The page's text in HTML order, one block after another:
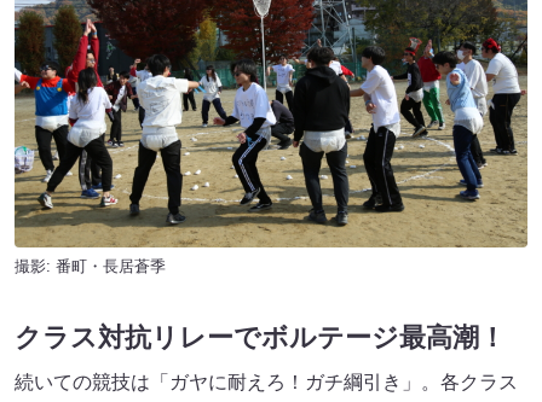
撮影: 番町・長居蒼季
クラス対抗リレーでボルテージ最高潮！
続いての競技は「ガヤに耐えろ！ガチ綱引き」。各クラス